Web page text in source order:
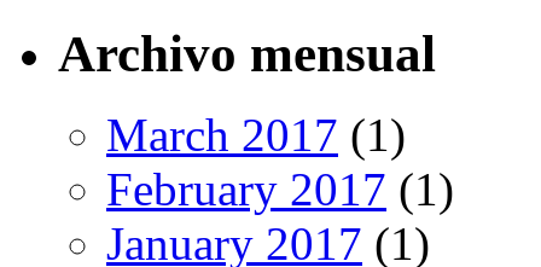
Archivo mensual
March 2017 (1)
February 2017 (1)
January 2017 (1)